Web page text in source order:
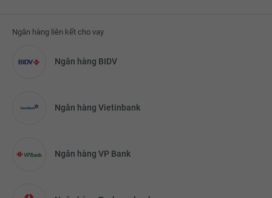
Ngân hàng liên kết cho vay
Ngân hàng BIDV
Ngân hàng Vietinbank
Ngân hàng VP Bank